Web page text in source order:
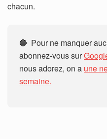
chacun.
🔵 Pour ne manquer
abonnez-vous sur
nous adorez, on a une
semaine.